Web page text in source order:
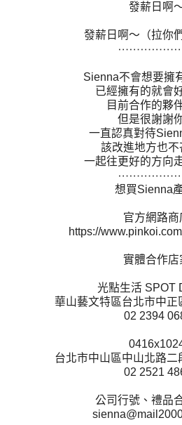
發薪日啊
發薪日啊～（拉你
Sienna不會想要擁
已經擁有的就會
目前合作的夥
但是很謝謝
一直認真對待
該改進地方也不
一起往更好的方向
想買Sienna
官方網路商
https://
實體合作店
光點生活 SPOT
華山藝文特區台北市中正
02 2394
台北市中山區中山北路二
02 2521
公司行號、禮品